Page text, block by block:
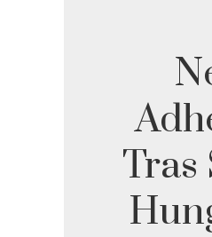
Tras